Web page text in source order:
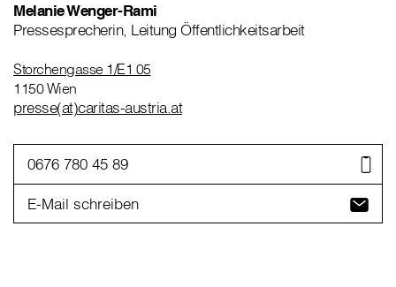
Melanie Wenger-Rami
Pressesprecherin, Leitung Öffentlichkeitsarbeit
Storchengasse 1/E1 05
1150 Wien
presse(at)caritas-austria.at
0676 780 45 89
E-Mail schreiben